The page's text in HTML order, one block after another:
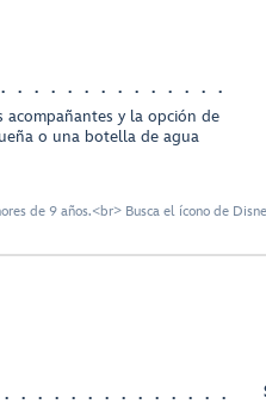
acompañantes y la opción de
o una botella de agua
de 9 años.<br> Busca el ícono de